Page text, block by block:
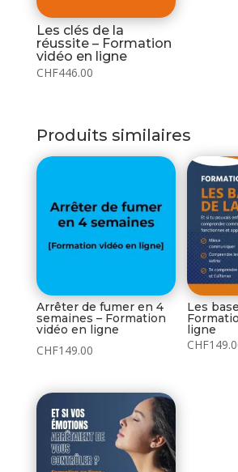
Les clés de la
réussite – Formation
vidéo en ligne
CHF446.00
Produits similaires
Arrêter de fumer en 4
semaines – Formation
vidéo en ligne
CHF149.00
Les
ligne
CHF